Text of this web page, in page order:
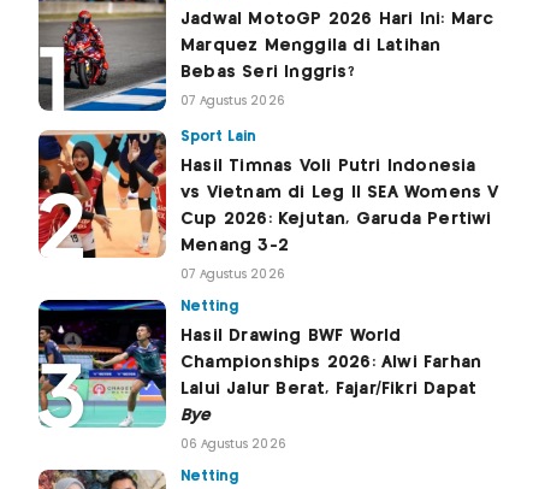
Jadwal MotoGP 2026 Hari Ini: Marc
Marquez Menggila di Latihan
Bebas Seri Inggris?
07 Agustus 2026
Sport Lain
Hasil Timnas Voli Putri Indonesia
vs Vietnam di Leg II SEA Womens V
Cup 2026: Kejutan, Garuda Pertiwi
Menang 3-2
07 Agustus 2026
Netting
Hasil Drawing BWF World
Championships 2026: Alwi Farhan
Lalui Jalur Berat, Fajar/Fikri Dapat
Bye
06 Agustus 2026
Netting